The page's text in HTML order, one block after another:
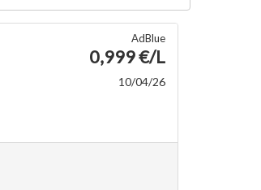
AdBlue
0,999 €/L
10/04/26